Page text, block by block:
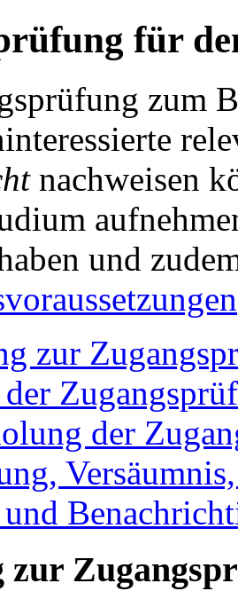
für
zum
nachweisen
und
zur
der
zur